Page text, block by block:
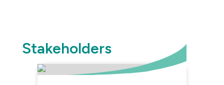
Stakeholders